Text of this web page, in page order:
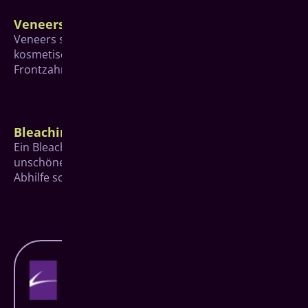
Veneers
Veneers sind keramische Verblendschalen, die für
kosmetische Veränderungen hauptsächlich im
Frontzahnbereich eingesetzt werden.
Bleaching
Ein Bleaching, also das Aufhellen der Zähne, kann bei
unschönen gelblichen oder gräulichen Verfärbungen
Abhilfe schaffen.